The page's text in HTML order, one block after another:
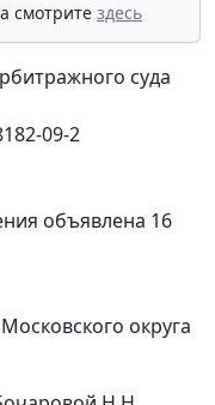
смотрите здесь
суда
09-2
объявлена 16
округа